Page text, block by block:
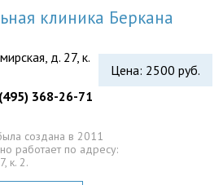
клиника Беркана
Цена: 2500 руб.
д. 27, к.
368-26-71
создана в 2011
работает по адресу:
к. 2.